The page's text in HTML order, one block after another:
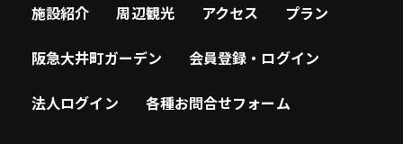
施設紹介 周辺観光 アクセス プラン
阪急大井町ガーデン 会員登録・ログイン
法人ログイン 各種お問合せフォーム